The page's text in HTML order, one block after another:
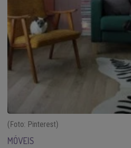
(Foto: Pinterest)
MÓVEIS